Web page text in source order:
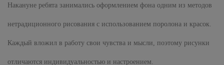
Накануне ребята занимались оформлением фона одним из методов
нетрадиционного рисования с использованием поролона и красок.
Каждый вложил в работу свои чувства и мысли, поэтому рисунки
отличаются индивидуальностью и настроением.